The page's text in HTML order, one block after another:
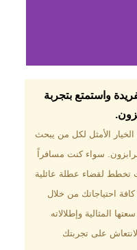
دبل
بالقرب
إطلالات
تشمل
ألعاب
واستمتع بتجربة
الأمثل لكل من يبحث
سواء كنت مسافراً
تخطط لقضاء عطلة عائلية
احتياجاتك من خلال
المثالية وإطلالاته
على تجربتك